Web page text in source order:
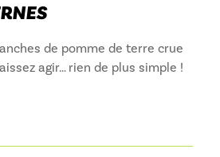
de pomme de terre crue
agir… rien de plus simple !